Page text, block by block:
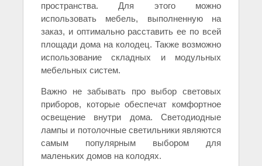
пространства. Для этого можно
использовать мебель, выполненную на
заказ, и оптимально расставить ее по всей
площади дома на колодец. Также возможно
использование складных и модульных
мебельных систем.
Важно не забывать про выбор световых
приборов, которые обеспечат комфортное
освещение внутри дома. Светодиодные
лампы и потолочные светильники являются
самым популярным выбором для
маленьких домов на колодях.